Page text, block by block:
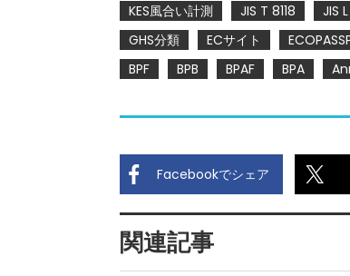
KES風合い計測
JIS T 8118 JIS
GHS分類
ECサイト
BPF
BPB BPAF BPA
Facebookでシェア
関連記事